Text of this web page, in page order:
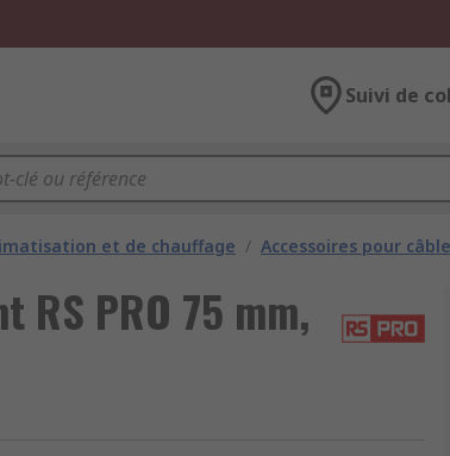
Suivi de
et de chauffage / Accessoires pour
RS PRO 75 mm,